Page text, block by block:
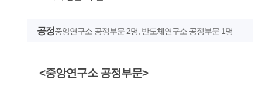
기
공정중앙연구소 공정부문 2명, 반도체연구소 공정부문 1명
<중앙연구소 공정부문>